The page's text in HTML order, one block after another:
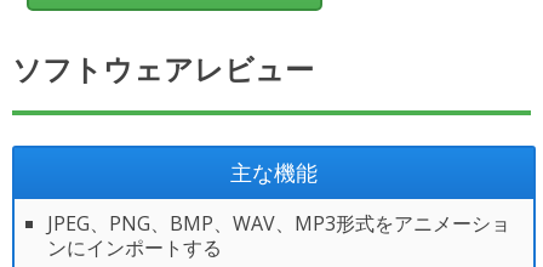
ソフトウェアレビュー
主な機能
JPEG、PNG、BMP、WAV、MP3形式をアニメーショ
ンにインポートする